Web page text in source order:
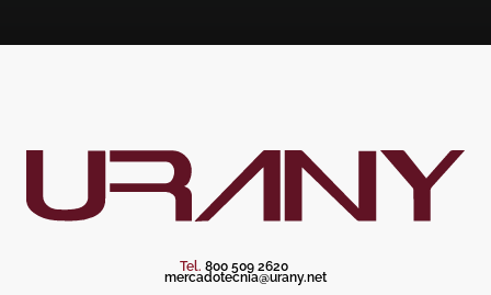
Tel. 800 509 2620
mercadotecnia@urany.net